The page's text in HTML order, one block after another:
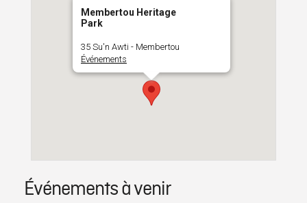
Membertou Heritage
Park
35 Su'n Awti - Membertou
Événements
Événements à venir